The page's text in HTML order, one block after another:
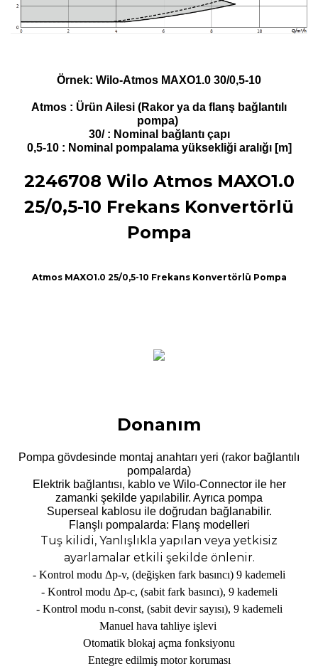
Örnek: Wilo-Atmos MAXO1.0 30/0,5-10
Atmos : Ürün Ailesi (Rakor ya da flanş bağlantılı
pompa)
30/ : Nominal bağlantı çapı
0,5-10 : Nominal pompalama yüksekliği aralığı [m]
2246708 Wilo Atmos MAXO1.0
25/0,5-10 Frekans Konvertörlü
Pompa
Atmos MAXO1.0 25/0,5-10 Frekans Konvertörlü Pompa
Donanım
Pompa gövdesinde montaj anahtarı yeri (rakor bağlantılı
pompalarda)
Elektrik bağlantısı, kablo ve Wilo-Connector ile her
zamanki şekilde yapılabilir. Ayrıca pompa
Superseal kablosu ile doğrudan bağlanabilir.
Flanşlı pompalarda: Flanş modelleri
Tuş kilidi, Yanlışlıkla yapılan veya yetkisiz
ayarlamalar etkili şekilde önlenir.
- Kontrol modu Δp-v, (değişken fark basıncı) 9 kademeli
- Kontrol modu Δp-c, (sabit fark basıncı), 9 kademeli
- Kontrol modu n-const, (sabit devir sayısı), 9 kademeli
Manuel hava tahliye işlevi
Otomatik blokaj açma fonksiyonu
Entegre edilmiş motor koruması